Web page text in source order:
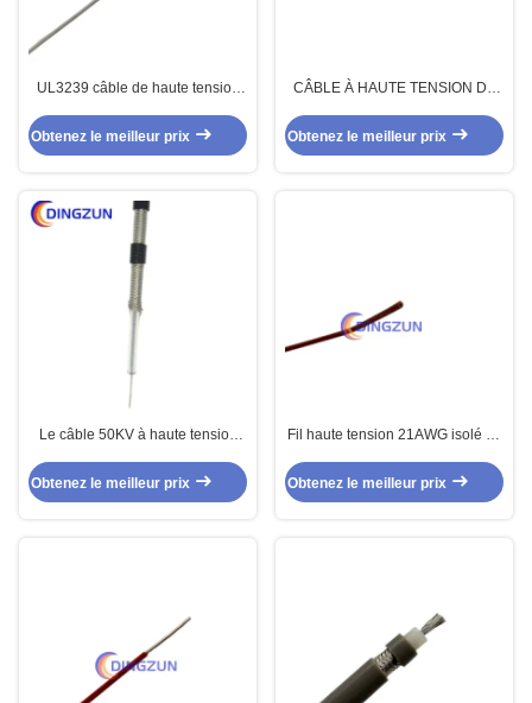
UL3239 câble de haute tension
Obtenez le meilleur prix
CÂBLE À HAUTE TENSION DE
Obtenez le meilleur prix
Le câble 50KV à haute tension
le fil
Obtenez le meilleur prix
Fil haute tension 21AWG isolé au
Obtenez le meilleur prix